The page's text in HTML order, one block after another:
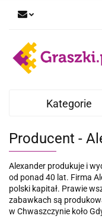
Kategorie
Producent -
Alexander produkuje i
od ponad 40 lat. Firma
polski kapitał. Prawie
zabawkach są
w Chwaszczynie koło